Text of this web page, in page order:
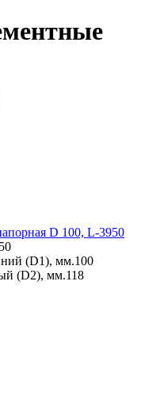
D 100, L-3950
(D1), мм.100
(D2), мм.118